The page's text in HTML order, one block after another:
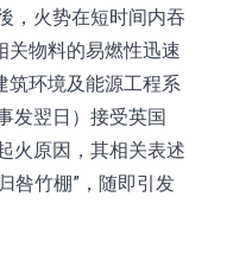
Ⅲ板块下挫，陕西黑
8.38%
通证券股份有限公司
措施
，火势在短时间内吞
关物料的易燃性迅速
筑环境及能源工程系
发翌日）接受英国
火原因，其相关表述
咎竹棚”，随即引发